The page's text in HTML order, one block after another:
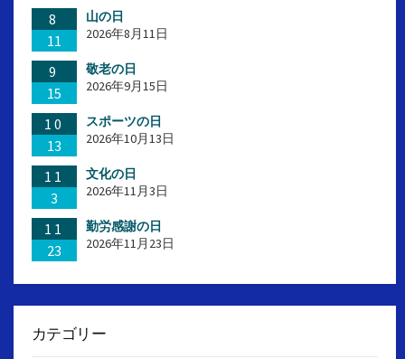
8
11
山の日
2026年8月11日
9
15
敬老の日
2026年9月15日
10
13
スポーツの日
2026年10月13日
11
3
文化の日
2026年11月3日
11
23
勤労感謝の日
2026年11月23日
カテゴリー